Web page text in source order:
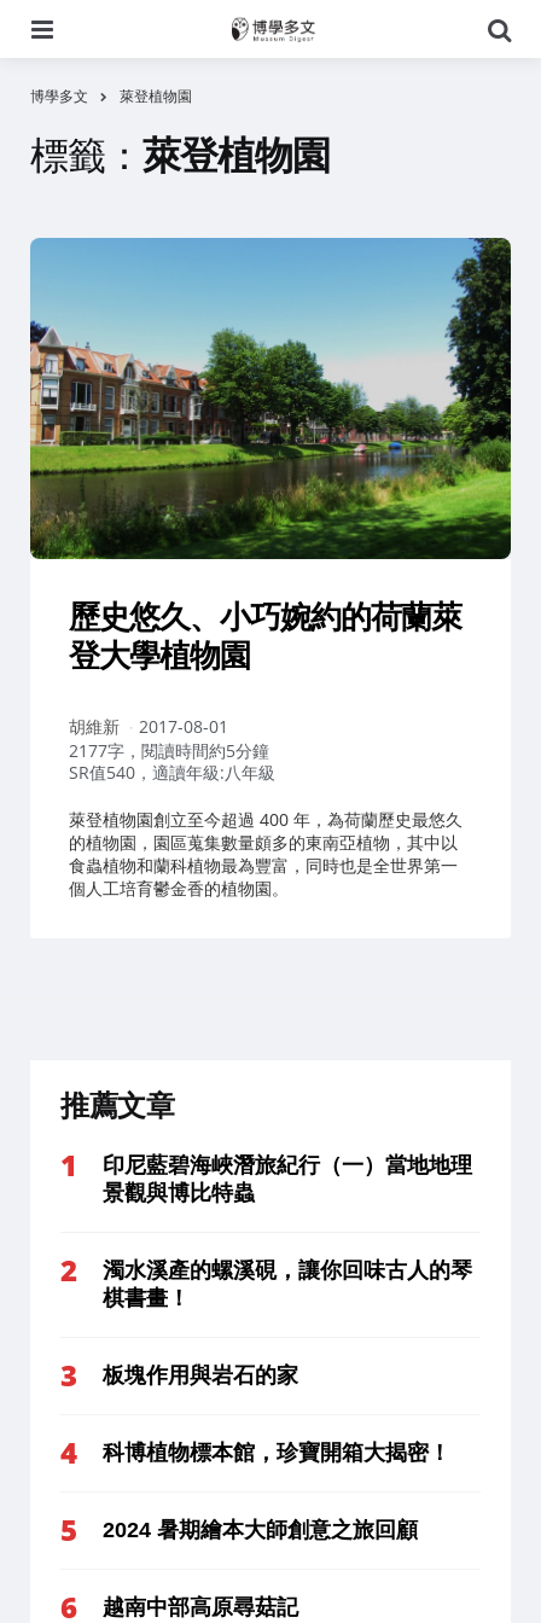
尋
博學多文 萊登植物園
標籤： 萊登植物園
歷史悠久、小巧婉約的荷蘭萊
登大學植物園
作
者：
胡維新
2017-08-01
2177字，閱讀時間約5分鐘
SR值540，適讀年級:八年級
萊登植物園創立至今超過 400 年，為荷蘭歷史最悠久
的植物園，園區蒐集數量頗多的東南亞植物，其中以
食蟲植物和蘭科植物最為豐富，同時也是全世界第一
個人工培育鬱金香的植物園。
推薦文章
印尼藍碧海峽潛旅紀行（一）當地地理
景觀與博比特蟲
濁水溪產的螺溪硯，讓你回味古人的琴
棋書畫！
板塊作用與岩石的家
科博植物標本館，珍寶開箱大揭密！
2024 暑期繪本大師創意之旅回顧
越南中部高原尋菇記